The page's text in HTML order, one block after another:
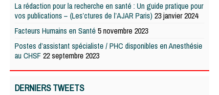
La rédaction pour la recherche en santé : Un guide pratique pour
vos publications – (Les’ctures de l’AJAR Paris) 23 janvier 2024
Facteurs Humains en Santé 5 novembre 2023
Postes d’assistant spécialiste / PHC disponibles en Anesthésie
au CHSF 22 septembre 2023
DERNIERS TWEETS